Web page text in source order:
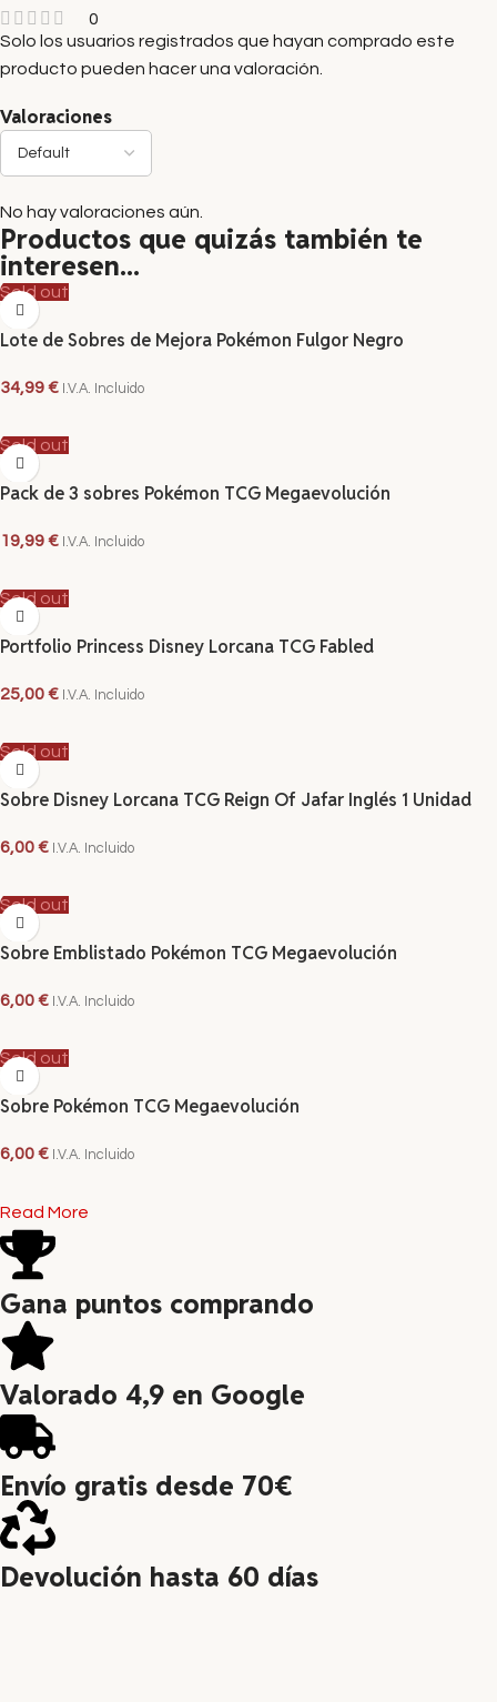
0
Valoraciones
No hay valoraciones aún.
Solo los usuarios registrados que hayan comprado este
producto pueden hacer una valoración.
Productos que quizás también te
interesen...
Sold out
Lote de Sobres de Mejora Pokémon Fulgor Negro
34,99€ I.V.A. Incluido
Sold out
Pack de 3 sobres Pokémon TCG Megaevolución
19,99€ I.V.A. Incluido
Sold out
Portfolio Princess Disney Lorcana TCG Fabled
25,00€ I.V.A. Incluido
Sold out
Sobre Disney Lorcana TCG Reign Of Jafar Inglés 1 Unidad
6,00€ I.V.A. Incluido
Sold out
Sobre Emblistado Pokémon TCG Megaevolución
6,00€ I.V.A. Incluido
Sold out
Sobre Pokémon TCG Megaevolución
6,00€ I.V.A. Incluido
Read More
Gana puntos comprando
Valorado 4,9 en Google
Envío gratis desde 70€
Devolución hasta 60 días